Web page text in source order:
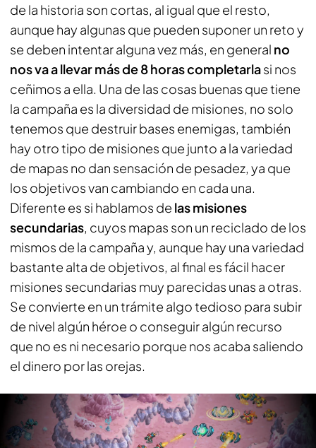
de la historia son cortas, al igual que el resto,
aunque hay algunas que pueden suponer un reto y
se deben intentar alguna vez más, en general no
nos va a llevar más de 8 horas completarlasi nos
ceñimos a ella. Una de las cosas buenas que tiene
la campaña es la diversidad de misiones, no solo
tenemos que destruir bases enemigas, también
hay otro tipo de misiones que junto a la variedad
de mapas no dan sensación de pesadez, ya que
los objetivos van cambiando en cada una.
Diferente es si hablamos de las misiones
secundarias, cuyos mapas son un reciclado de los
mismos de la campaña y, aunque hay una variedad
bastante alta de objetivos, al final es fácil hacer
misiones secundarias muy parecidas unas a otras.
Se convierte en un trámite algo tedioso para subir
de nivel algún héroe o conseguir algún recurso
que no es ni necesario porque nos acaba saliendo
el dinero por las orejas.